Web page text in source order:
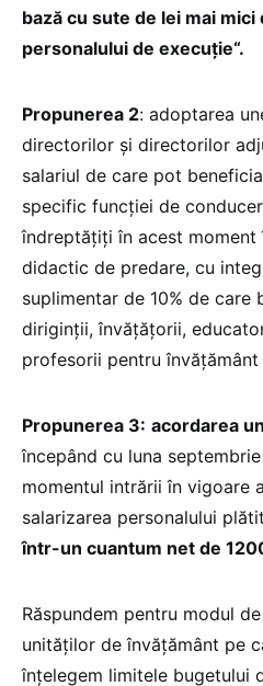
bază cu sute de lei mai mici
personalului de execuție“.
Propunerea 2: adoptarea
directorilor și directorilor
salariul de care pot
specific funcției de
îndreptățiți în acest moment
didactic de predare, cu
suplimentar de 10% de care
diriginții, învățățorii,
profesorii pentru învățământ
Propunerea 3: acordarea
începând cu luna
momentul intrării în vigoare
salarizarea personalului
într-un cuantum net de
Răspundem pentru modul
unităților de învățământ pe
înțelegem limitele bugetului